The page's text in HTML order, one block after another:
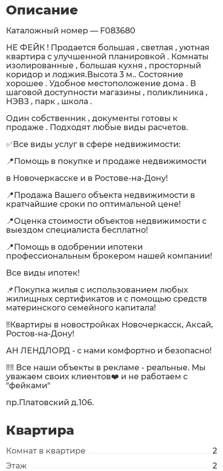
Описание
Каталожный номер — F083680
НЕ ФЕЙК ! Продается большая , светлая , уютная
квартира с улучшенной планировкой . Комнаты
изолированные , большая кухня , просторный
коридор и лоджия.Высота 3 м.. Состояние
хорошее . Удобное местоположение дома . В
шаговой доступности магазины , поликлиника ,
НЭВЗ , парк , школа .
Один собственник , документы готовы к
продаже . Подходят любые виды расчетов.
✅Все виды услуг в сфере недвижимости:
📍Помощь в покупке и продаже недвижимости
в Новочеркасске и в Ростове-на-Дону!
📍Продажа Вашего объекта недвижимости в
кратчайшие сроки по оптимальной цене!
📍Оценка стоимости объектов недвижимости с
выездом специалиста бесплатно!
📍Помощь в одобрении ипотеки
профессиональным брокером нашей компании!
Все виды ипотек!
📌Покупка жилья с использованием любых
жилищных сертификатов и с помощью средств
материнского семейного капитала!
‼️Квартиры в новостройках Новочеркасск, Аксай,
Ростов-на-Дону!
АН ЛЕНДЛОРД - с нами комфортно и безопасно!
‼️‼️ Все наши объекты в рекламе - реальные. Мы
уважаем своих клиентов❤️ и не работаем с
"фейками"
пр.Платовский д.106.
Квартира
Комнат в квартире
2
Этаж
2